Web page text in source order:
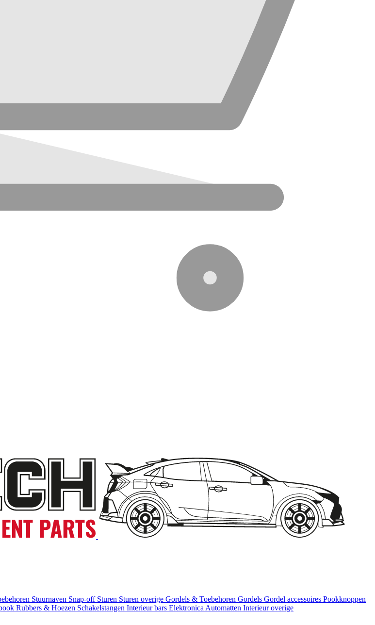
Stuurnaven Snap-off Sturen Sturen overige Gordels & Toebehoren Gordels Gordel accessoires Pookknoppen
Rubbers & Hoezen Schakelstangen Interieur bars Elektronica Automatten Interieur overige